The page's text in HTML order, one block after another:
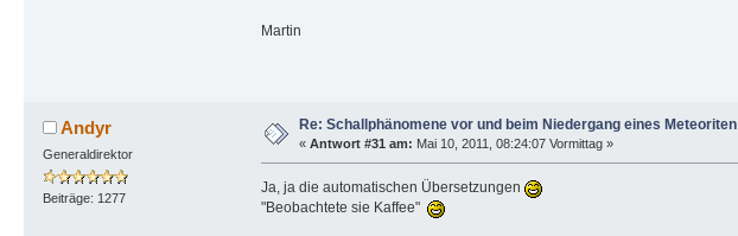
Martin
Andyr
Generaldirektor
Beiträge: 1277
Re: Schallphänomene vor und beim Niedergang eines Meteoriten
« Antwort #31 am: Mai 10, 2011, 08:24:07 Vormittag »
Ja, ja die automatischen Übersetzungen
"Beobachtete sie Kaffee"